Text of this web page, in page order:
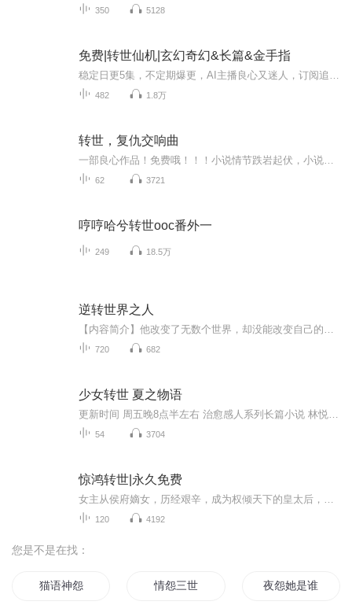
350 5128
免费|转世仙机|玄幻奇幻&长篇&金手指
482 1.8万
转世，复仇交响曲
62 3721
哼哼哈兮转世ooc番外一
249 18.5万
逆转世界之人
720 682
少女转世 夏之物语
54 3704
惊鸿转世|永久免费
120 4192
您是不是在找：
猫语神怨 情怨三世 夜怨她是谁